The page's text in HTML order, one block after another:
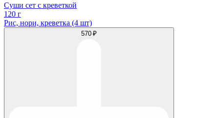
Суши сет с креветкой
120 г
Рис, нори, креветка (4 шт)
570 ₽